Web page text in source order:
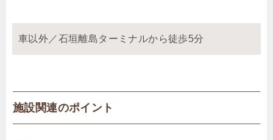
車以外／石垣離島ターミナルから徒歩5分
施設関連のポイント